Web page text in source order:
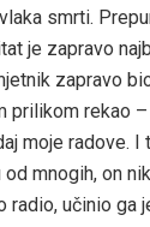
smrti.
je zapravo
zapravo
prilikom rekao
moje radove. I
od mnogih, on
radio, učinio ga